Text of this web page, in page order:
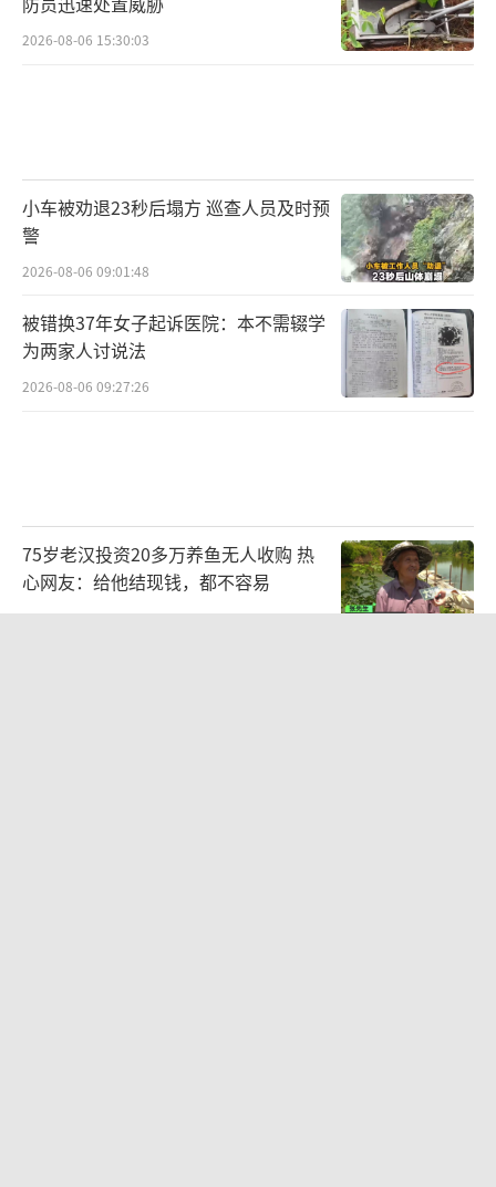
2026-08-06 15:30:03
小车被劝退23秒后塌方 巡查人员及时预
警
2026-08-06 09:01:48
被错换37年女子起诉医院：本不需辍学
为两家人讨说法
2026-08-06 09:27:26
75岁老汉投资20多万养鱼无人收购 热
心网友：给他结现钱，都不容易
2026-08-06 16:44:32